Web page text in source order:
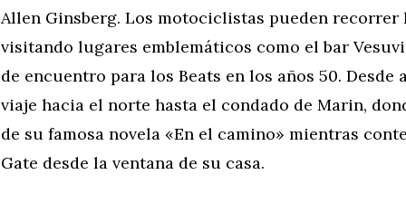
Allen Ginsberg. Los motociclistas pueden recorrer
visitando lugares emblemáticos como el bar
de encuentro para los Beats en los años 50.
viaje hacia el norte hasta el condado de Marin,
de su famosa novela «En el camino» mientras
Gate desde la ventana de su casa.